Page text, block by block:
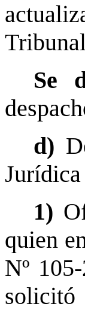
Se
d)
Jurídica
1)
quien
Nº